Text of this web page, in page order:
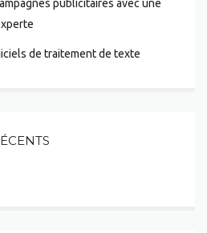
publicitaires avec une
de traitement de texte